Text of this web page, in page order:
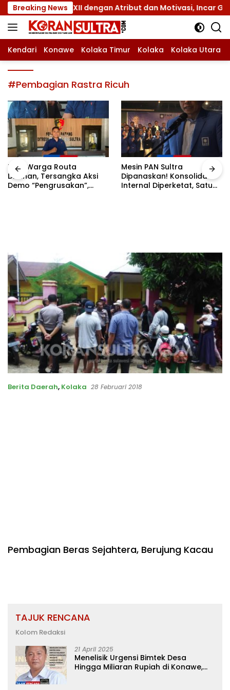
Langsung
ke
konten
Breaking News
Jamnas XII dengan Atribut dan Motivasi, Incar Gelar
Kendari Konawe Kolaka Timur Kolaka Kolaka Utara
#Pembagian Rastra Ricuh
Tiga Warga Routa
Ditahan, Tersangka Aksi
Demo “Pengrusakan”,
Mesin PAN Sultra
Dipanaskan! Konsolidasi
Internal Diperketat, Satu
Berita Daerah, Kolaka 28 Februari 2018
Pembagian Beras Sejahtera, Berujung Kacau
TAJUK RENCANA
Kolom Redaksi
21 April 2025
Menelisik Urgensi Bimtek Desa
Hingga Miliaran Rupiah di Konawe,